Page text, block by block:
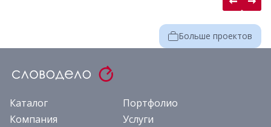
Больше проектов
Каталог
Портфолио
Компания
Услуги